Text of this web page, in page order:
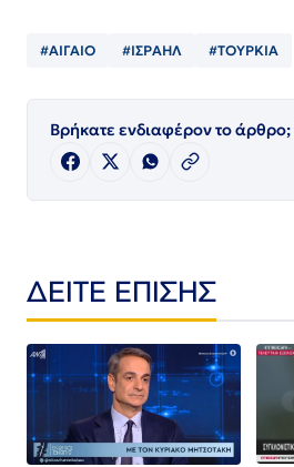
#ΑΙΓΑΙΟ #ΙΣΡΑΗΛ #ΤΟΥΡΚΙΑ
Βρήκατε ενδιαφέρον το άρθρο;
ΔΕΙΤΕ ΕΠΙΣΗΣ